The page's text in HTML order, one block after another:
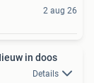
2 aug 26
in doos
Details